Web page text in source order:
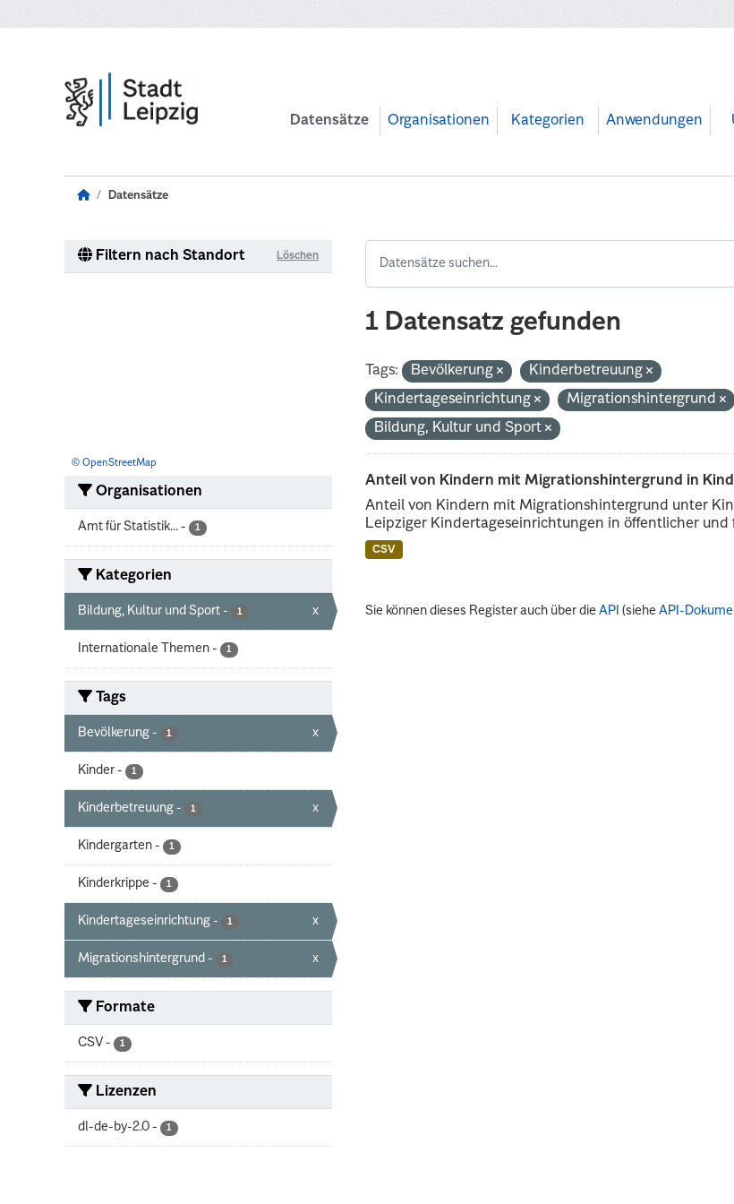
Datensätze Organisationen Kategorien Anwendungen
Datensätze
Filtern nach Standort Löschen
© OpenStreetMap
Organisationen
Amt für Statistik... - 1
Kategorien
Bildung, Kultur und Sport - 1 x
Internationale Themen - 1
Tags
Bevölkerung - 1 x
Kinder - 1
Kinderbetreuung - 1 x
Kindergarten - 1
Kinderkrippe - 1
Kindertageseinrichtung - 1 x
Migrationshintergrund - 1 x
Formate
CSV - 1
Lizenzen
dl-de-by-2.0 - 1
1 Datensatz gefunden
Tags: Bevölkerung
Kinderbetreuung
Kindertageseinrichtung
Migrationshintergrund
Bildung, Kultur und Sport
Anteil von Kindern mit Migrationshintergrund in
Anteil von Kindern mit Migrationshintergrund unter
Leipziger Kindertageseinrichtungen in öffentlicher und
CSV
Sie können dieses Register auch über dieAPI (sieheAPI-